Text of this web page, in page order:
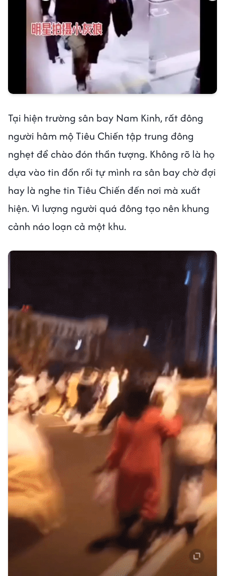
Tại hiện trường sân bay Nam Kinh, rất đông
người hâm mộ Tiêu Chiến tập trung đông
nghẹt để chào đón thần tượng. Không rõ là họ
dựa vào tin đồn rồi tự mình ra sân bay chờ đợi
hay là nghe tin Tiêu Chiến đến nơi mà xuất
hiện. Vì lượng người quá đông tạo nên khung
cảnh náo loạn cả một khu.